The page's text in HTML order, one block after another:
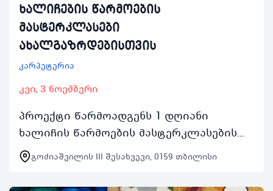
ხალიჩების წარმოების
მასტერკლასები
ახალგაზრდებისთვის
კარპეტერია
კვი, 3 ნოემბერი
პროექტი წარმოადგენს 1 დღიანი
ხალიჩის წარმოების მასტერკლასების
სერიას რომელიც გაიმართება ყოველ
შაბათკვირას 2 ნოემბრიდან 24 ნოემბრის
ჩათვლით 1000 საათიდ…
გოძიაშვილის III შესახვევი, 0159 თბილისი